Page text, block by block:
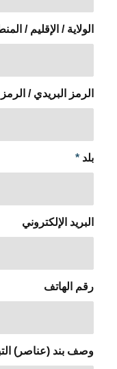
الولاية / الإقليم /
الرمز البريدي /
بلد *
البريد الإلكتروني
رقم الهاتف
وصف بند (عناصر)